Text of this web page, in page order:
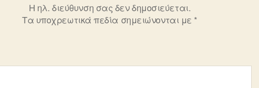
Η ηλ. διεύθυνση σας δεν δημοσιεύεται.
Τα υποχρεωτικά πεδία σημειώνονται με *